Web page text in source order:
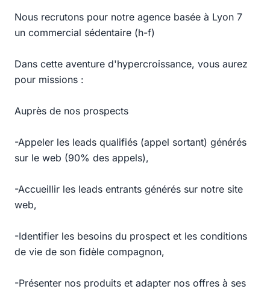
Nous recrutons pour notre agence basée à Lyon 7
un commercial sédentaire (h-f)
Dans cette aventure d'hypercroissance, vous aurez
pour missions :
Auprès de nos prospects
-Appeler les leads qualifiés (appel sortant) générés
sur le web (90% des appels),
-Accueillir les leads entrants générés sur notre site
web,
-Identifier les besoins du prospect et les conditions
de vie de son fidèle compagnon,
-Présenter nos produits et adapter nos offres à ses